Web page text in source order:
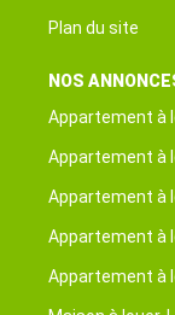
Plan du site
NOS
Appartement à
Appartement à
Appartement à
Appartement à
Appartement à